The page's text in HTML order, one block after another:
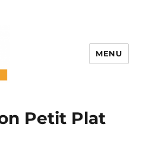
MENU
Petit Plat